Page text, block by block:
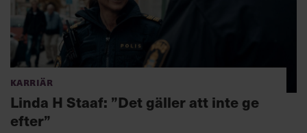
Karriär
Linda H Staaf: ”Det gäller att inte ge
efter”